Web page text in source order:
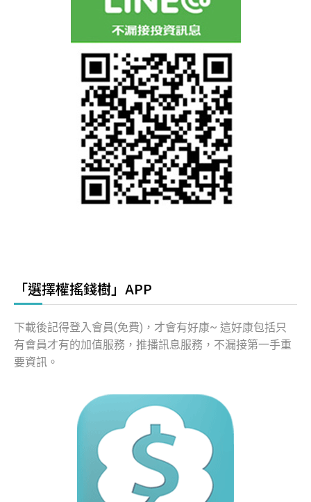
「選擇權搖錢樹」APP
下載後記得登入會員(免費)，才會有好康~ 這好康包括只
有會員才有的加值服務，推播訊息服務，不漏接第一手重
要資訊。